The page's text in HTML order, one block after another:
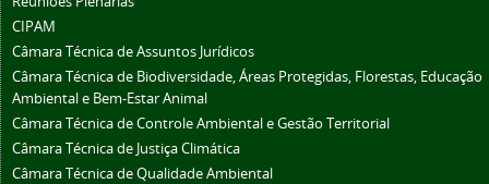
CIPAM
Câmara Técnica de Assuntos Jurídicos
Câmara Técnica de Biodiversidade, Áreas Protegidas, Florestas, Educação
Ambiental e Bem-Estar Animal
Câmara Técnica de Controle Ambiental e Gestão Territorial
Câmara Técnica de Justiça Climática
Câmara Técnica de Qualidade Ambiental